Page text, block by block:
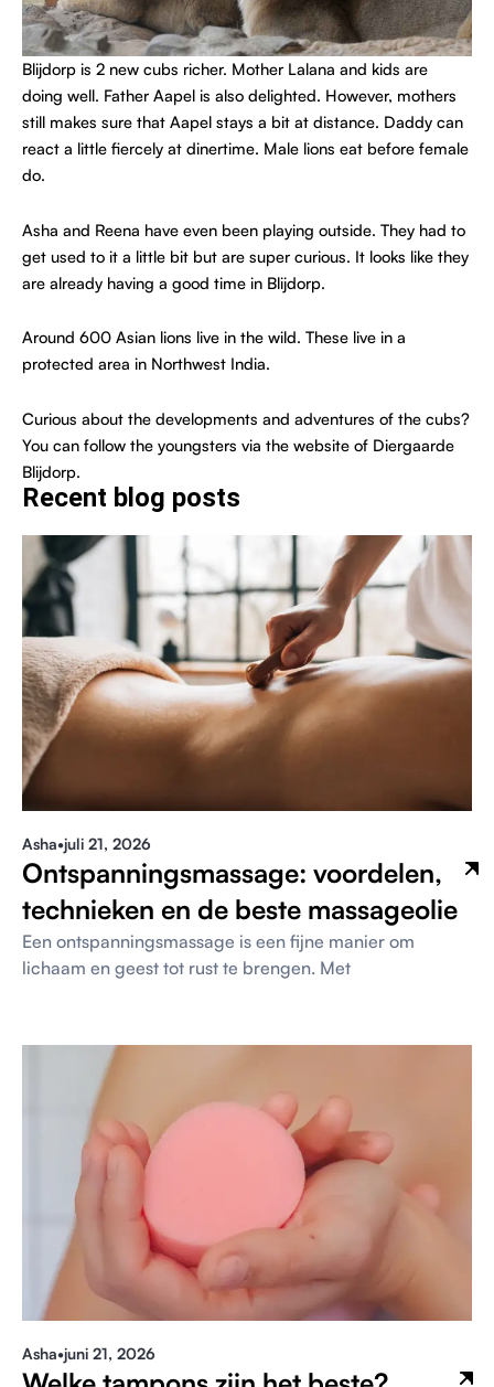
Blijdorp is 2 new cubs richer. Mother Lalana and kids are
doing well. Father Aapel is also delighted. However, mothers
still makes sure that Aapel stays a bit at distance. Daddy can
react a little fiercely at dinertime. Male lions eat before female
do.
Asha and Reena have even been playing outside. They had to
get used to it a little bit but are super curious. It looks like they
are already having a good time in Blijdorp.
Around 600 Asian lions live in the wild. These live in a
protected area in Northwest India.
Curious about the developments and adventures of the cubs?
You can follow the youngsters via the website of Diergaarde
Blijdorp.
Recent blog posts
Asha•juli 21, 2026
Ontspanningsmassage: voordelen,
technieken en de beste massageolie
Een ontspanningsmassage is een fijne manier om
lichaam en geest tot rust te brengen. Met
Asha•juni 21, 2026
Pagina Pagina Pagina